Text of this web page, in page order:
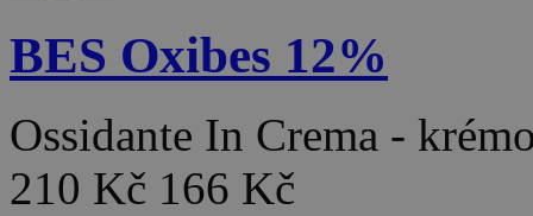
BES Oxibes 12%
Ossidante In Crema -
210 Kč 166 Kč